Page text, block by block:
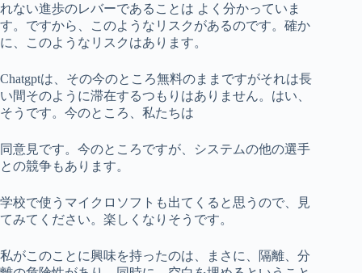
れない進歩のレバーであることは よく分かっていま
す。ですから、このようなリスクがあるのです。確か
に、このようなリスクはあります。
Chatgptは、その今のところ無料のままですがそれは長
い間そのように滞在するつもりはありません。はい、
そうです。今のところ、私たちは
同意見です。今のところですが、システムの他の選手
との競争もあります。
学校で使うマイクロソフトも出てくると思うので、見
てみてください。楽しくなりそうです。
私がこのことに興味を持ったのは、まさに、隔離、分